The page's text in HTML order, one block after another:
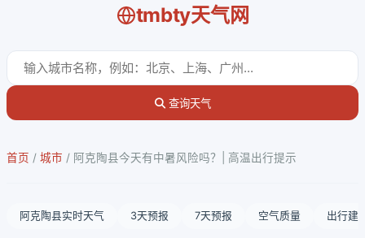
tmbty天气网
查询天气
首页 / 城市 / 阿克陶县今天有中暑风险吗？| 高温出行提示
阿克陶县实时天气 3天预报 7天预报 空气质量 出行建